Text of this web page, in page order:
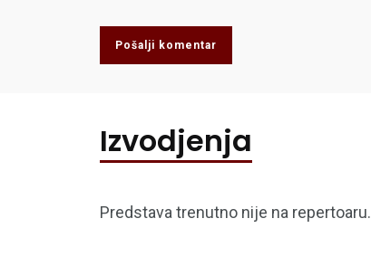
Pošalji komentar
Izvodjenja
Predstava trenutno nije na repertoaru.